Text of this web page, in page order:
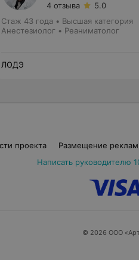
4 отзыва
5.0
Стаж 43 года • Высшая категория
Анестезиолог • Реаниматолог
ЛОДЭ
проекта Размещение
Написать руководителю
© 2026 ООО